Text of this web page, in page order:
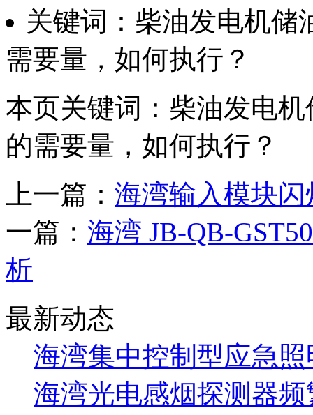
关键词：柴油发电机储
需要量，如何执行？
本页关键词：柴油发电机
的需要量，如何执行？
上一篇： 海湾输入模块
一篇： 海湾 JB-QB-
析
最新动态
海湾集中控制型应急照
海湾光电感烟探测器